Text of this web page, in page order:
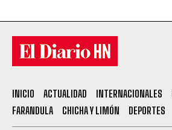
INICIO ACTUALIDAD INTERNACIONALES
FARANDULA
CHICHA Y LIMÓN DEPORTES